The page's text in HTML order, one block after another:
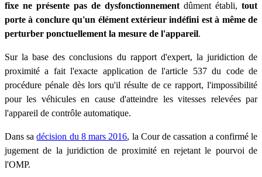
fixe ne présente pas de dysfonctionnement dûment établi, tout
porte à conclure qu'un élément extérieur indéfini est à même de
perturber ponctuellement la mesure de l'appareil.
Sur la base des conclusions du rapport d'expert, la juridiction de
proximité a fait l'exacte application de l'article 537 du code de
procédure pénale dès lors qu'il résulte de ce rapport, l'impossibilité
pour les véhicules en cause d'atteindre les vitesses relevées par
l'appareil de contrôle automatique.
Dans sadécision du 8 mars 2016, la Cour de cassation a confirmé le
jugement de la juridiction de proximité en rejetant le pourvoi de
l'OMP.